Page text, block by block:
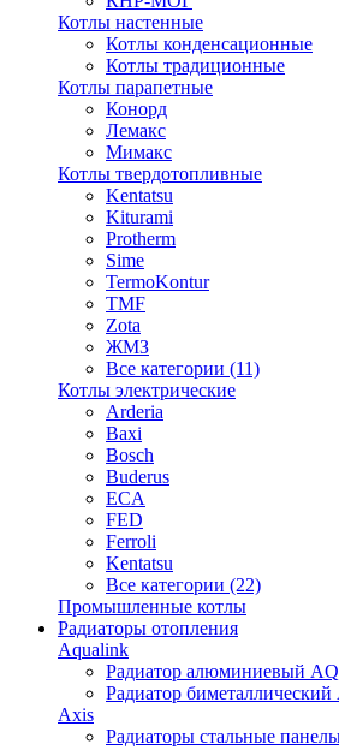
Котлы настенные
Котлы конденсационные
Котлы традиционные
Котлы парапетные
Конорд
Лемакс
Мимакс
Котлы твердотопливные
Kentatsu
Kiturami
Protherm
Sime
TermoKontur
TMF
Zota
ЖМЗ
Все категории (11)
Котлы электрические
Arderia
Baxi
Bosch
Buderus
ECA
FED
Ferroli
Kentatsu
Все категории (22)
Промышленные котлы
Радиаторы отопления
Aqualink
Радиатор алюминиевый
Радиатор
Axis
Радиаторы стальные